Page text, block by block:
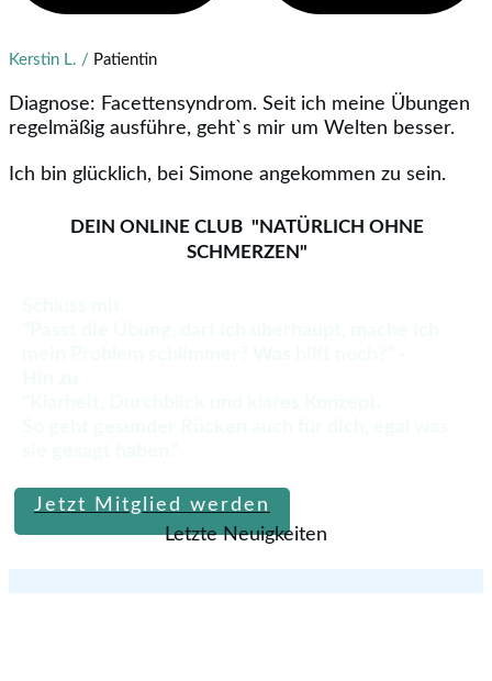
Kerstin L. / Patientin
Diagnose: Facettensyndrom. Seit ich meine Übungen
regelmäßig ausführe, geht`s mir um Welten besser.
Ich bin glücklich, bei Simone angekommen zu sein.
DEIN ONLINE CLUB "NATÜRLICH OHNE
SCHMERZEN"
Jetzt Mitglied werden
Letzte Neuigkeiten